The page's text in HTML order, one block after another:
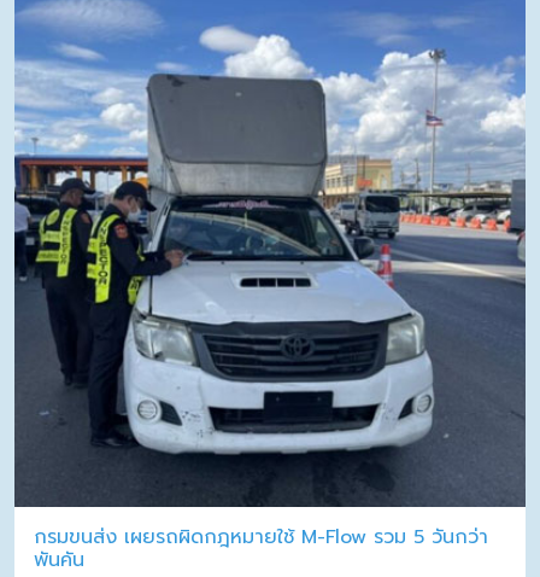
กรมขนส่ง เผยรถผิดกฎหมายใช้ M-Flow รวม 5 วันกว่า
พันคัน